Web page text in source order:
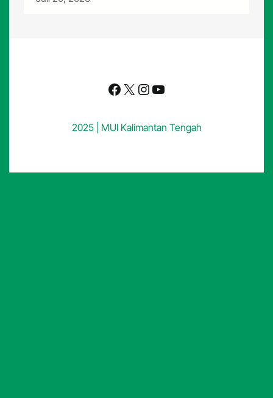
Facebook
X Instagram
YouTube
2025 | MUI Kalimantan Tengah